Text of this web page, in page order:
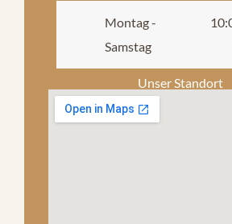
Montag -
Samstag
Unser Standort